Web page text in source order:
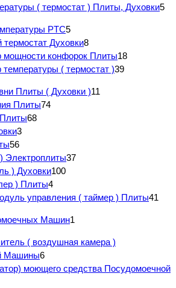
( термостат ) Плиты, Духовки5
PTC5
Духовки8
мощности конфорок Плиты18
температуры ( термостат )39
Плиты ( Духовки )11
Плиты74
68
3
56
Электроплиты37
) Духовки100
) Плиты4
управления ( таймер ) Плиты41
Машин1
( воздушная камера )
Машины6
моющего средства Посудомоечной